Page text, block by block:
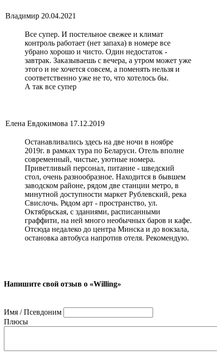
Владимир 20.04.2021
Все супер. И постельное свежее и климат
контроль работает (нет запаха) в номере все
убрано хорошо и чисто. Один недостаток -
завтрак. Заказываешь с вечера, а утром может уже
этого и не хочется совсем, а поменять нельзя и
соответственно уже не то, что хотелось бы.
А так все супер
Елена Евдокимова 17.12.2019
Останавливались здесь на две ночи в ноябре
2019г. в рамках тура по Беларуси. Отель вполне
современный, чистые, уютные номера.
Приветливый персонал, питание - шведский
стол, очень разнообразное. Находится в бывшем
заводском районе, рядом две станции метро, в
минутной доступности маркет Рублевский, река
Свислочь. Рядом арт - пространство, ул.
Октябрьская, с зданиями, расписанными
граффити, на ней много необычных баров и кафе.
Отсюда недалеко до центра Минска и до вокзала,
остановка автобуса напротив отеля. Рекомендую.
Напишите свой отзыв о «Willing»
Имя / Псевдоним
Плюсы